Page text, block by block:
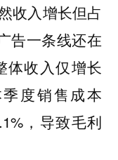
收入增长但占
告一条线还在
体收入仅增长
度销售成本
，导致毛利